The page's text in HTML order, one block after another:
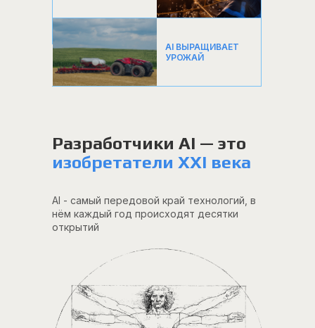
AI ВЫРАЩИВАЕТ
УРОЖАЙ
Разработчики AI — это
изобретатели XXI века
AI - самый передовой край технологий, в
нём каждый год происходят десятки
открытий